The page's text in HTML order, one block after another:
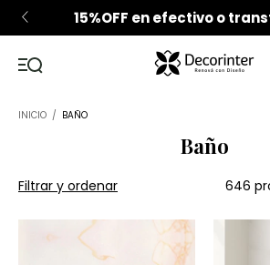
15%OFF en efectivo o
INICIO / BAÑO
Baño
Filtrar y ordenar 646